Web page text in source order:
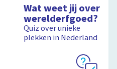
Wat weet jij over
werelderfgoed?
Quiz over unieke
plekken in Nederland